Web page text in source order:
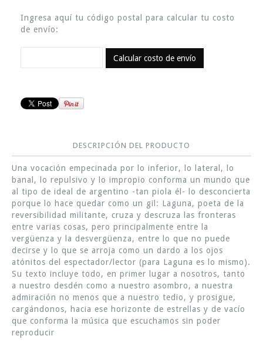
Ingresa aquí tu código postal para calcular tu costo
de envío:
Calcular costo de envío
DESCRIPCIÓN DEL PRODUCTO
Una vocación empecinada por lo inferior, lo lateral, lo
banal, lo repulsivo y lo impropio conforma un mundo que
al tipo de ideal de argentino -tan piola él- lo desconcierta
porque lo hace quedar como un gil: Laguna, poeta de la
reversibilidad militante, cruza y descruza las fronteras
entre varias cosas, pero principalmente entre la
vergüenza y la desvergüenza, entre lo que no puede
decirse y lo que se arroja como un dardo a los ojos
atónitos del espectador/lector (para Laguna es lo mismo).
Su texto incluye todo, en primer lugar a nosotros, tanto
a nuestro desdén como a nuestro asombro, a nuestra
admiración no menos que a nuestro tedio, y prosigue,
cargándonos, hacia ese horizonte de estrellas y de vacío
que conforma la música que escuchamos sin poder
reproducir